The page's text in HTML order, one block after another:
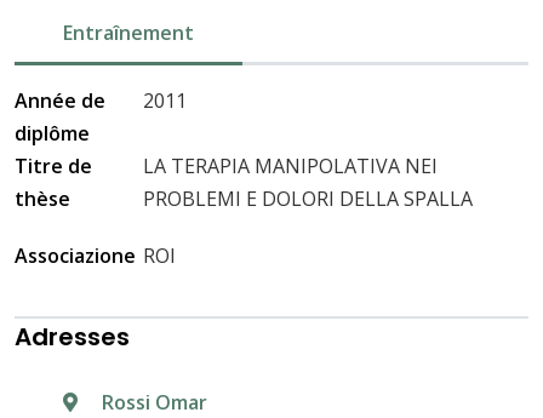
Entraînement
Année de
diplôme
2011
Titre de
thèse
LA TERAPIA MANIPOLATIVA NEI
PROBLEMI E DOLORI DELLA SPALLA
Associazione ROI
Adresses
Rossi Omar